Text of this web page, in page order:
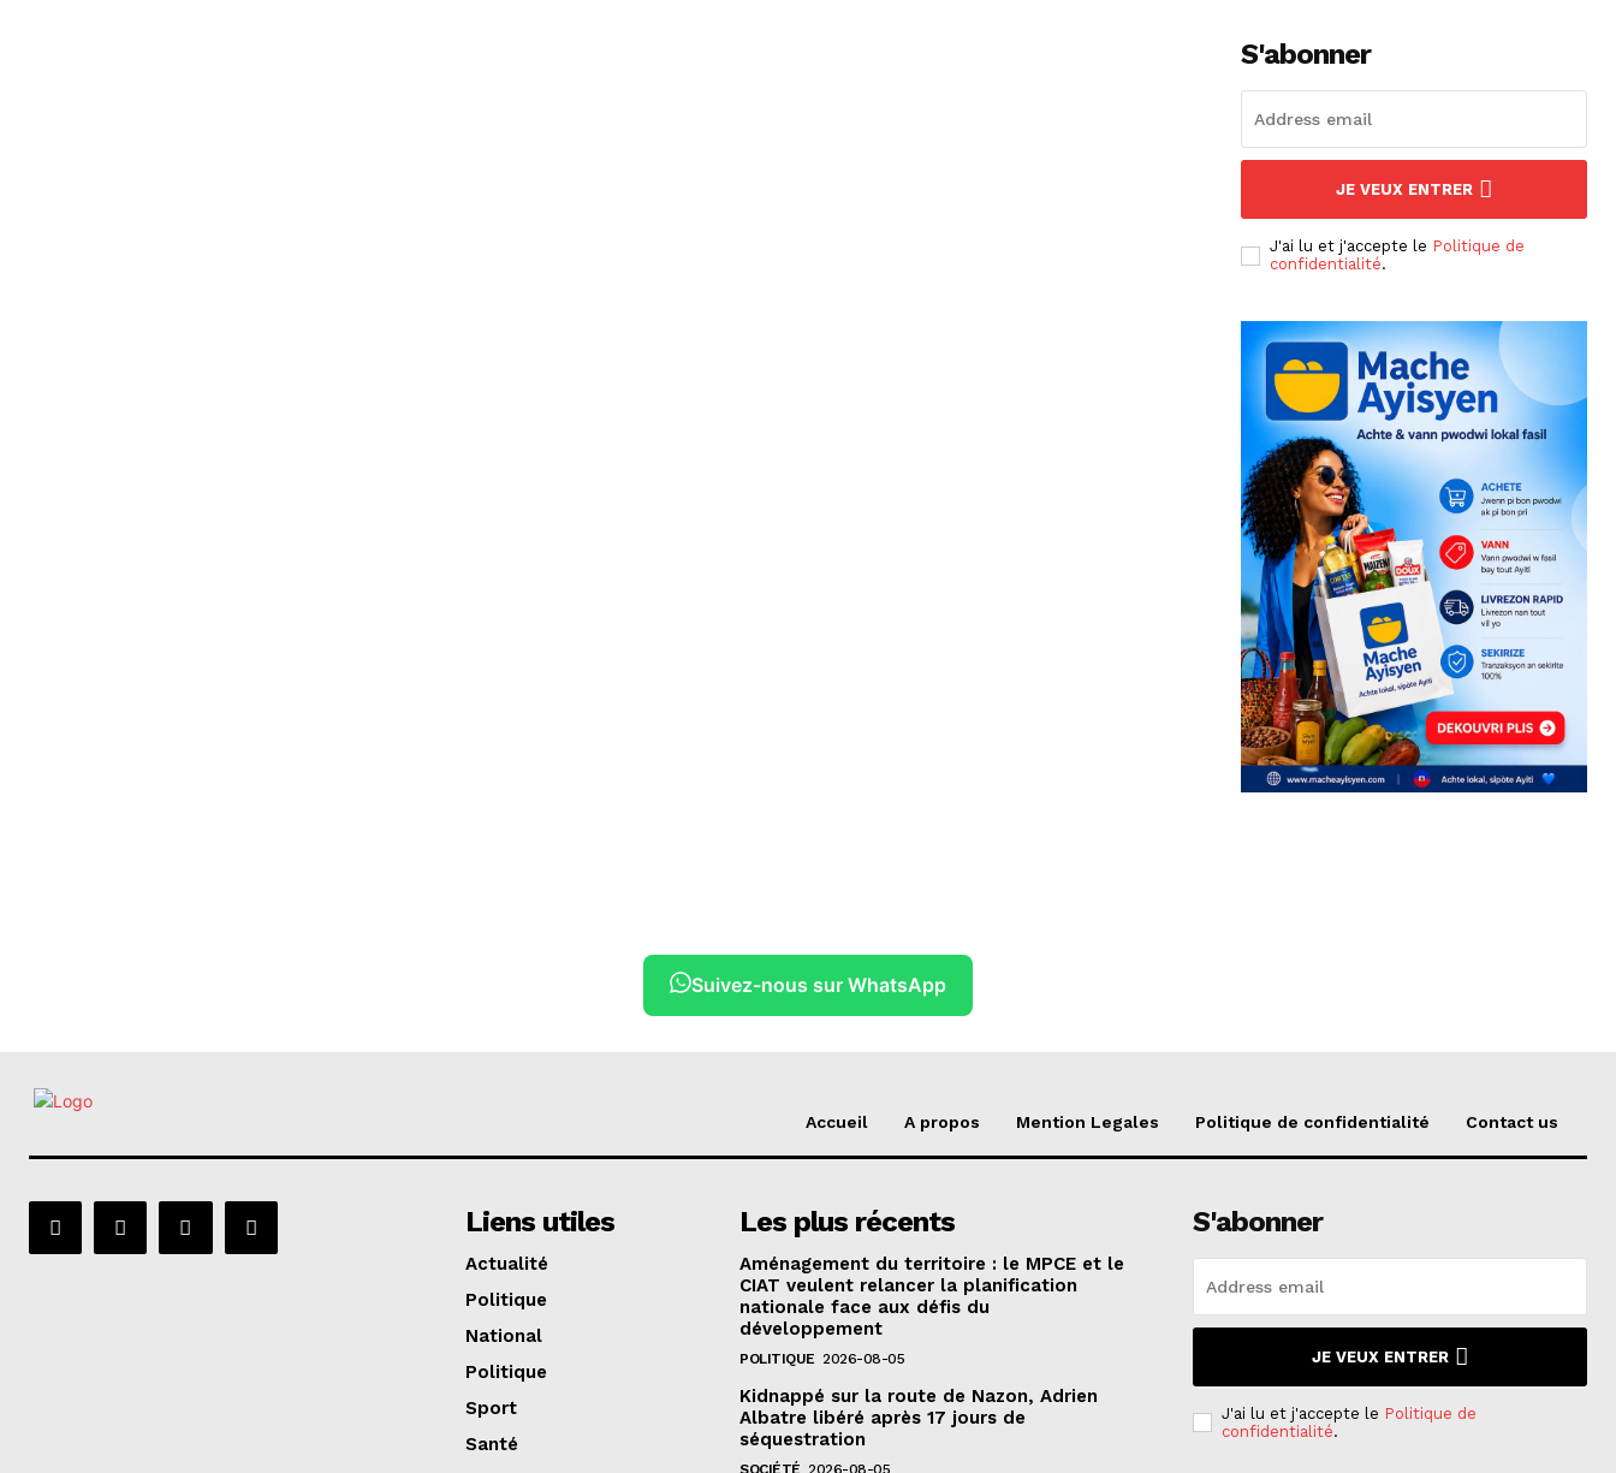
S'abonner
JE VEUX ENTRER
J'ai lu et j'accepte le Politique de
confidentialité.
Suivez-nous sur WhatsApp
Accueil A propos Mention Legales Politique de confidentialité Contact us
Liens utiles
Actualité
Politique
National
Politique
Sport
Santé
Les plus récents
Aménagement du territoire : le MPCE et le
CIAT veulent relancer la planification
nationale face aux défis du
développement
POLITIQUE 2026-08-05
Kidnappé sur la route de Nazon, Adrien
Albatre libéré après 17 jours de
séquestration
SOCIÉTÉ 2026-08-05
S'abonner
JE VEUX ENTRER
J'ai lu et j'accepte le Politique de
confidentialité.